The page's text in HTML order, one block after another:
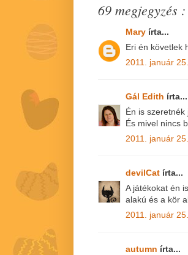
69 megjegyzés :
Mary írta...
Eri én követlek
2011. január
Gál Edith írta...
Én is szeretnék
És mivel nincs
2011. január
devilCat írta...
A játékokat én
alakú és a kör
2011. január
autumn írta...